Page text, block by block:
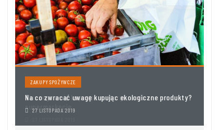
ZAKUPY SPOŻYWCZE
Na co zwracać uwagę kupując ekologiczne produkty?
27 LISTOPADA 2019